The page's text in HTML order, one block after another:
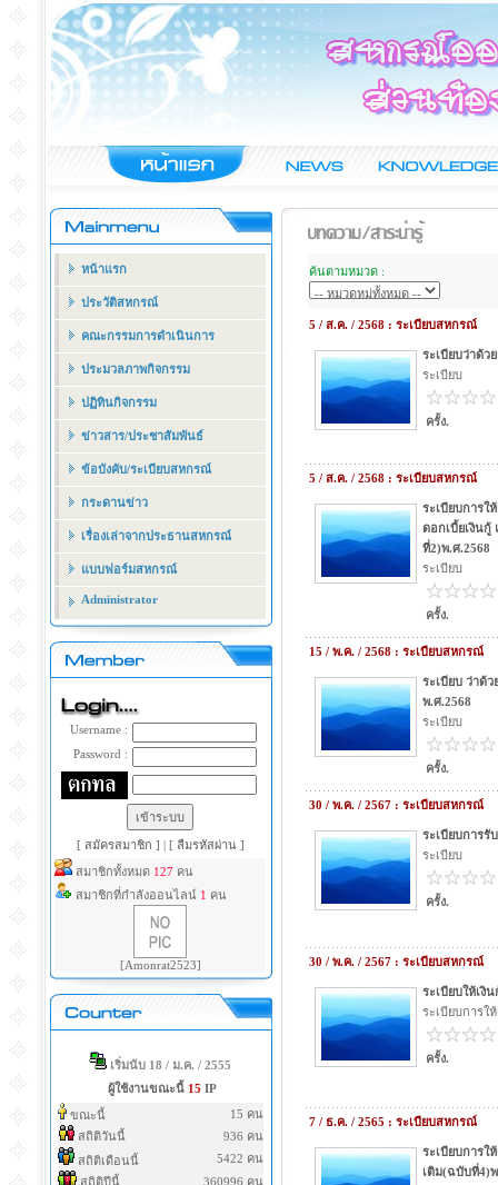
หน้าแรก
ประวัติสหกรณ์
คณะกรรมการดำเนินการ
ประมวลภาพกิจกรรม
ปฏิทินกิจกรรม
ข่าวสาร/ประชาสัมพันธ์
ข้อบังคับ/ระเบียบสหกรณ์
กระดานข่าว
เรื่องเล่าจากประธานสหกรณ์
แบบฟอร์มสหกรณ์
Administrator
Username :
Password :
[ สมัครสมาชิก ] | [ ลืมรหัสผ่าน ]
สมาชิกทั้งหมด 127 คน
สมาชิกที่กำลังออนไลน์ 1 คน
[Amonrat2523]
เริ่มนับ 18 / ม.ค. / 2555
ผู้ใช้งานขณะนี้ 15 IP
ขณะนี้
15 คน
สถิติวันนี้
936 คน
สถิติเดือนนี้
5422 คน
สถิติปีนี้
360996 คน
ค้นตามหมวด :
5 / ส.ค. / 2568 : ระเบียบสหกรณ์
ระเบียบว่าด้ว
ระเบียบ
ครั้ง.
5 / ส.ค. / 2568 : ระเบียบสหกรณ์
ระเบียบการใ
ดอกเบี้ยเงินกู้
ที่2)พ.ศ.2568
ระเบียบ
ครั้ง.
15 / พ.ค. / 2568 : ระเบียบสหกรณ์
ระเบียบ ว่าด้
พ.ศ.2568
ระเบียบ
ครั้ง.
30 / พ.ค. / 2567 : ระเบียบสหกรณ์
ระเบียบการรั
ระเบียบ
ครั้ง.
30 / พ.ค. / 2567 : ระเบียบสหกรณ์
ระเบียบให้เงิ
ระเบียบการใ
ครั้ง.
7 / ธ.ค. / 2565 : ระเบียบสหกรณ์
ระเบียบการใ
เติม(ฉบับที่4)